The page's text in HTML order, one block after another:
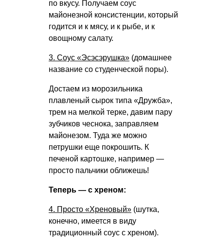
по вкусу. Получаем соус
майонезной консистенции, который
годится и к мясу, и к рыбе, и к
овощному салату.
3. Соус «Эсэсэрушка» (домашнее
название со студенческой поры).
Достаем из морозильника
плавленый сырок типа «Дружба»,
трем на мелкой терке, давим пару
зубчиков чеснока, заправляем
майонезом. Туда же можно
петрушки еще покрошить. К
печеной картошке, например —
просто пальчики оближешь!
Теперь — с хреном:
4. Просто «Хреновый» (шутка,
конечно, имеется в виду
традиционный соус с хреном).